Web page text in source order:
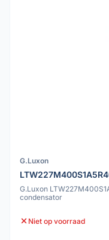
G.Luxon
G.Luxon
condensator
Niet op voorraad